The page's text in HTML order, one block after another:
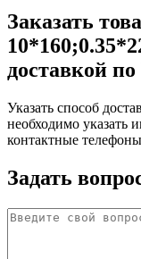
Заказать
доставкой
Указать способ
необходимо указать
контактные
Задать